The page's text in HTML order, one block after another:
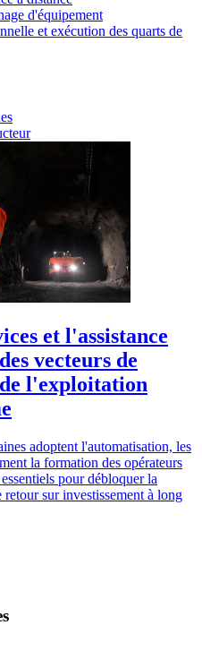
d'équipement
et exécution des quarts de
et l'assistance
vecteurs de
l'exploitation
adoptent l'automatisation, les
la formation des opérateurs
pour débloquer la
sur investissement à long